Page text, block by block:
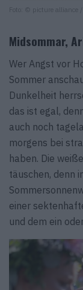
Foto: © picture alliance
Midsommar,
Wer Angst vor
Sommer
Dunkelheit
das ist egal,
auch noch
morgens bei
haben. Die
täuschen, denn
einer
und dem ein